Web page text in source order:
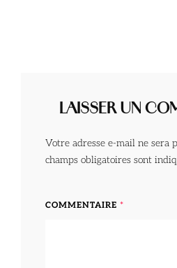
LAISSER UN
Votre adresse e-mail ne sera
champs obligatoires sont
COMMENTAIRE *